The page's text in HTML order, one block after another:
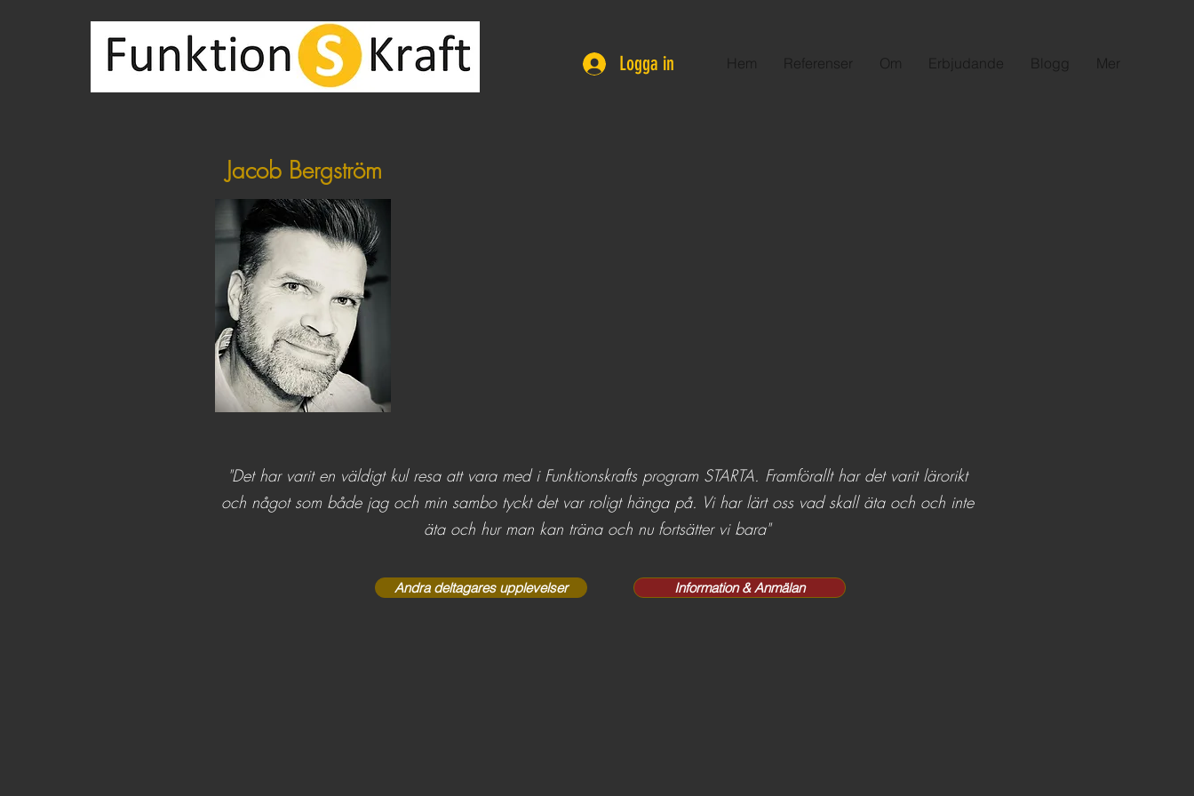
Logga in Hem Referenser Om Erbjudande Blogg Mer
Jacob Bergström
"Det har varit en väldigt kul resa att vara med i Funktionskrafts program STARTA. Framförallt har det varit lärorikt
och något som både jag och min sambo tyckt det var roligt hänga på. Vi har lärt oss vad skall äta och och inte
äta och hur man kan träna och nu fortsätter vi bara"
Andra deltagares upplevelser Information & Anmälan